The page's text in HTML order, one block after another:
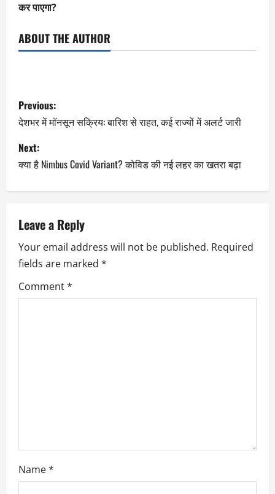
कर पाएगा?
ABOUT THE AUTHOR
Previous:
देशभर में मॉनसून सक्रिय: बारिश से राहत, कई राज्यों में अलर्ट जारी
Next:
क्या है Nimbus Covid Variant? कोविड की नई लहर का खतरा बढ़ा
Leave a Reply
Your email address will not be published. Required
fields are marked *
Comment*
Name*